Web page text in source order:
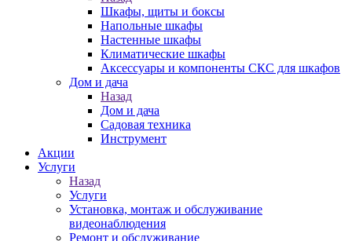
Шкафы, щиты и боксы
Напольные шкафы
Настенные шкафы
Климатические шкафы
Аксессуары и компоненты СКС для шкафов
Дом и дача
Назад
Дом и дача
Садовая техника
Инструмент
Акции
Услуги
Назад
Услуги
Установка, монтаж и обслуживание
видеонаблюдения
Ремонт и обслуживание